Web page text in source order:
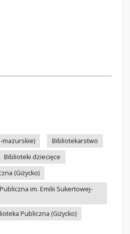
mazurskie)
Bibliotekarstwo
Biblioteki dziecięce
(Giżycko)
im. Emilii Sukertowej-
Publiczna (Giżycko)